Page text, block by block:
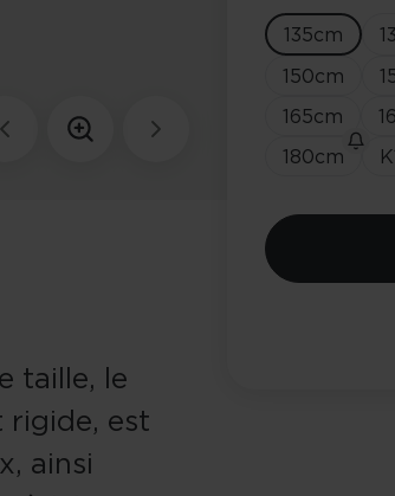
135cm
150cm
165cm
180cm
taille, le
rigide, est
ainsi